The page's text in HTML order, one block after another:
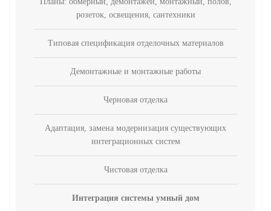
розеток, освещения, сантехники
Типовая спецификация отделочных материалов
Демонтажные и монтажные работы
Черновая отделка
Адаптация, замена модернизация существующих
интеграционных систем
Чистовая отделка
Интеграция системы умный дом